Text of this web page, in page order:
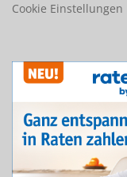
Cookie Einstellungen